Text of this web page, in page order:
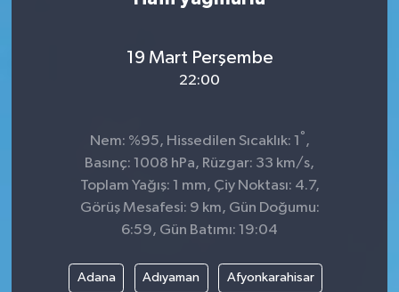
19 Mart Perşembe
22:00
Nem: %95, Hissedilen Sıcaklık: 1 ° ,
Basınç: 1008 hPa, Rüzgar: 33 km/s,
Toplam Yağış: 1 mm, Çiy Noktası: 4.7,
Görüş Mesafesi: 9 km, Gün Doğumu:
6:59, Gün Batımı: 19:04
Adana Adıyaman Afyonkarahisar